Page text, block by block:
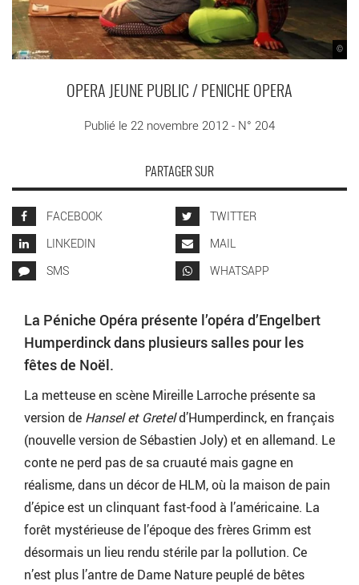
©
OPERA JEUNE PUBLIC / PENICHE OPERA
Publié le 22 novembre 2012 - N° 204
PARTAGER SUR
FACEBOOK
TWITTER
LINKEDIN
MAIL
SMS
WHATSAPP
La Péniche Opéra présente l’opéra d’Engelbert
Humperdinck dans plusieurs salles pour les
fêtes de Noël.
La metteuse en scène Mireille Larroche présente sa
version de Hansel et Greteld’Humperdinck, en français
(nouvelle version de Sébastien Joly) et en allemand. Le
conte ne perd pas de sa cruauté mais gagne en
réalisme, dans un décor de HLM, où la maison de pain
d’épice est un clinquant fast-food à l’américaine. La
forêt mystérieuse de l’époque des frères Grimm est
désormais un lieu rendu stérile par la pollution. Ce
n’est plus l’antre de Dame Nature peuplé de bêtes